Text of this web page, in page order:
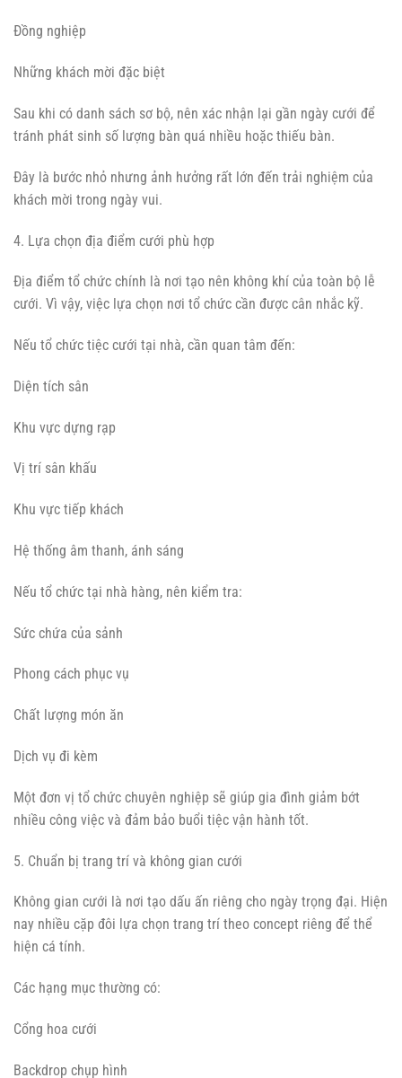
Đồng nghiệp
Những khách mời đặc biệt
Sau khi có danh sách sơ bộ, nên xác nhận lại gần ngày cưới để
tránh phát sinh số lượng bàn quá nhiều hoặc thiếu bàn.
Đây là bước nhỏ nhưng ảnh hưởng rất lớn đến trải nghiệm của
khách mời trong ngày vui.
4. Lựa chọn địa điểm cưới phù hợp
Địa điểm tổ chức chính là nơi tạo nên không khí của toàn bộ lễ
cưới. Vì vậy, việc lựa chọn nơi tổ chức cần được cân nhắc kỹ.
Nếu tổ chức tiệc cưới tại nhà, cần quan tâm đến:
Diện tích sân
Khu vực dựng rạp
Vị trí sân khấu
Khu vực tiếp khách
Hệ thống âm thanh, ánh sáng
Nếu tổ chức tại nhà hàng, nên kiểm tra:
Sức chứa của sảnh
Phong cách phục vụ
Chất lượng món ăn
Dịch vụ đi kèm
Một đơn vị tổ chức chuyên nghiệp sẽ giúp gia đình giảm bớt
nhiều công việc và đảm bảo buổi tiệc vận hành tốt.
5. Chuẩn bị trang trí và không gian cưới
Không gian cưới là nơi tạo dấu ấn riêng cho ngày trọng đại. Hiện
nay nhiều cặp đôi lựa chọn trang trí theo concept riêng để thể
hiện cá tính.
Các hạng mục thường có:
Cổng hoa cưới
Backdrop chụp hình